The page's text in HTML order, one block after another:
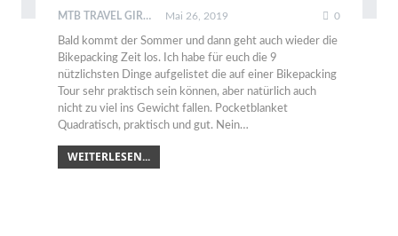
MTB TRAVEL GIRL Mai 26, 2019 0
Bald kommt der Sommer und dann geht auch wieder die
Bikepacking Zeit los. Ich habe für euch die 9
nützlichsten Dinge aufgelistet die auf einer Bikepacking
Tour sehr praktisch sein können, aber natürlich auch
nicht zu viel ins Gewicht fallen. Pocketblanket
Quadratisch, praktisch und gut. Nein…
WEITERLESEN...